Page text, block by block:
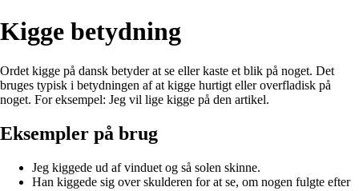
Kigge betydning
Ordet kigge på dansk betyder at se eller kaste et blik på noget. Det
bruges typisk i betydningen af at kigge hurtigt eller overfladisk på
noget. For eksempel: Jeg vil lige kigge på den artikel.
Eksempler på brug
Jeg kiggede ud af vinduet og så solen skinne.
Han kiggede sig over skulderen for at se, om nogen fulgte efter